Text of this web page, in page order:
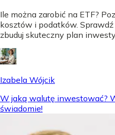
Ile można zarobić na ETF?
kosztów i podatków.
zbuduj skuteczny plan
Izabela Wójcik
W jaką walutę inwestować?
świadomie!